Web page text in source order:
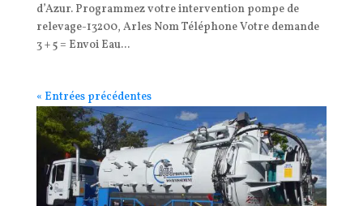
d’Azur. Programmez votre intervention pompe de
relevage-13200, Arles Nom Téléphone Votre demande
3 + 5 = Envoi Eau...
« Entrées précédentes